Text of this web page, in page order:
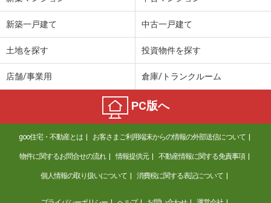
7.20万円
静岡県袋井市土橋
5.40万円
住 所
静岡県袋井市土橋
専有面積 55.17m²
間取り
2LDK
静岡県浜松市中央区和田町
新築一戸建て 中古一戸建て
土地を探す 投資物件を探す
店舗/事業用 倉庫/トランクルーム
PC版へ
goo住宅・不動産とは お客さまご利用端末からの情報の外部送信について
物件に関するお問合せの流れ 情報提供元 不動産情報に関する免責事項
個人情報の取り扱いについて 消費税に関する表記について